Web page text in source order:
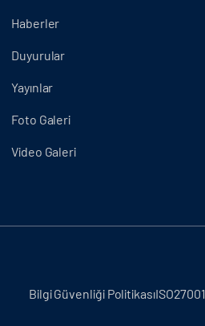
Haberler
Duyurular
Yayınlar
Foto Galeri
Video Galeri
Bilgi Güvenliği PolitikasıISO27001